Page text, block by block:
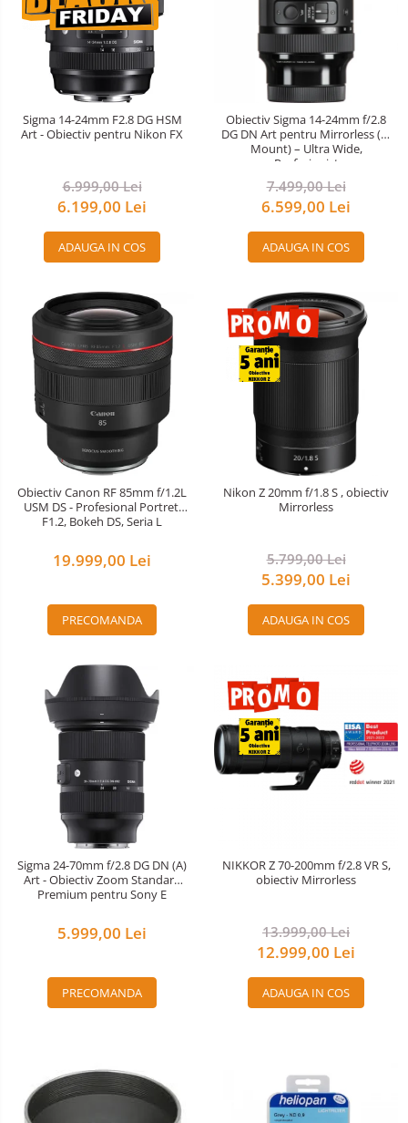
Sigma 14-24mm F2.8 DG HSM
Art - Obiectiv pentru Nikon FX
6.999,00 Lei
6.199,00 Lei
ADAUGA IN COS
Obiectiv Sigma 14-24mm f/2.8
DG DN Art pentru Mirrorless (L-
Mount) – Ultra Wide,
Profesionist
7.499,00 Lei
6.599,00 Lei
ADAUGA IN COS
Obiectiv Canon RF 85mm f/1.2L
USM DS - Profesional Portret,
F1.2, Bokeh DS, Seria L
19.999,00 Lei
PRECOMANDA
Nikon Z 20mm f/1.8 S , obiectiv
Mirrorless
5.799,00 Lei
5.399,00 Lei
ADAUGA IN COS
Sigma 24-70mm f/2.8 DG DN (A)
Art - Obiectiv Zoom Standard
Premium pentru Sony E
5.999,00 Lei
PRECOMANDA
NIKKOR Z 70-200mm f/2.8 VR S,
obiectiv Mirrorless
13.999,00 Lei
12.999,00 Lei
ADAUGA IN COS